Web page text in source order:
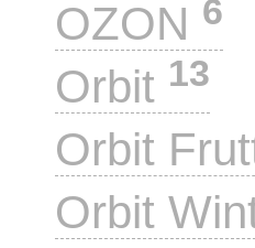
OZON 6
Orbit 13
Orbit
Orbit